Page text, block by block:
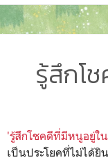
รู้สึกโ
'รู้สึกโชคดีที่มีหนูอยู่ใ
เป็นประโยคที่ไม่ได้